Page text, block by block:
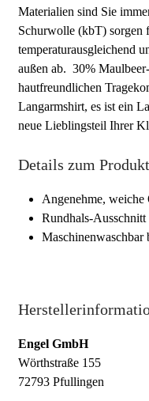
Materialien sind Sie
Schurwolle (kbT) sorgen
temperaturausgleichend
außen ab. 30%
hautfreundlichen
Langarmshirt, es ist ein
neue Lieblingsteil Ihrer
Details zum Produkt
Angenehme, weiche
Rundhals-Ausschnitt
Maschinenwaschbar
Engel GmbH
Wörthstraße 155
72793 Pfullingen